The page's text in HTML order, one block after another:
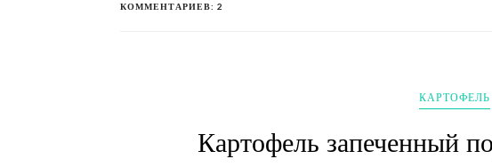
КОММЕНТАРИЕВ: 2
КАРТОФЕЛЬ
Картофель запеченный